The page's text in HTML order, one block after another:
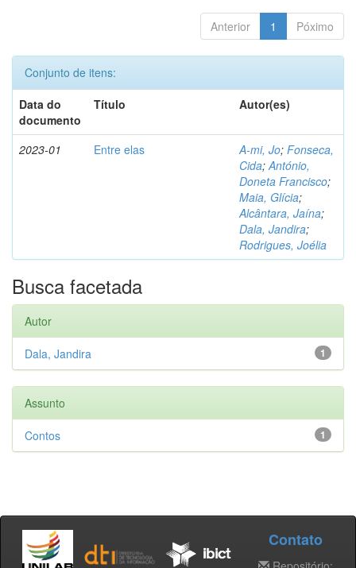
Anterior 1 Póximo
Conjunto de itens:
Data do
documento
Título Autor(es)
2023-01 Entre elas A-mi, Jo; Fonseca,
Cida;António,
Doneta Francisco;
Maia, Glícia;
Alcântara, Jaína;
Dala, Jandira;
Rodrigues, Joélia
Busca facetada
Autor
1
Dala, Jandira
Assunto
1
Contos
Contato